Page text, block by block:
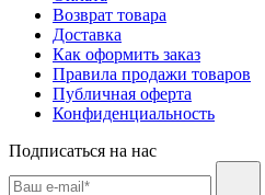
Возврат товара
Доставка
Как оформить заказ
Правила продажи товаров
Публичная оферта
Конфиденциальность
Подписаться на нас